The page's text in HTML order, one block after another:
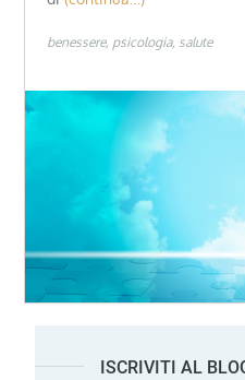
benessere psicologia salute
ISCRIVITI AL